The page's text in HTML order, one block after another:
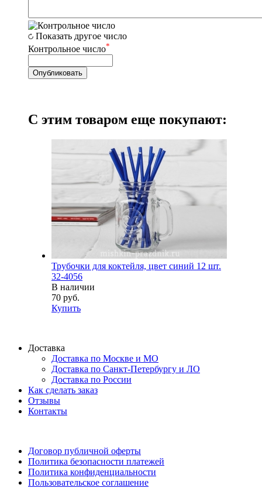
Показать другое число
Контрольное число*
С этим товаром еще покупают:
Трубочки для коктейля, цвет синий 12 шт.
32-4056
В наличии
70 руб.
Купить
Доставка
Доставка по Москве и МО
Доставка по Санкт-Петербургу и ЛО
Доставка по России
Как сделать заказ
Отзывы
Контакты
Договор публичной оферты
Политика безопасности платежей
Политика конфиденциальности
Пользовательское соглашение